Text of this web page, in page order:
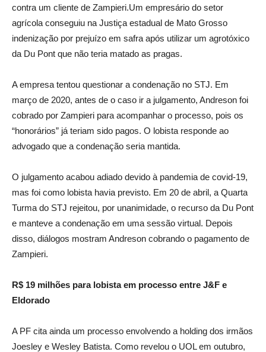
contra um cliente de Zampieri.Um empresário do setor
agrícola conseguiu na Justiça estadual de Mato Grosso
indenização por prejuízo em safra após utilizar um agrotóxico
da Du Pont que não teria matado as pragas.
A empresa tentou questionar a condenação no STJ. Em
março de 2020, antes de o caso ir a julgamento, Andreson foi
cobrado por Zampieri para acompanhar o processo, pois os
“honorários” já teriam sido pagos. O lobista responde ao
advogado que a condenação seria mantida.
O julgamento acabou adiado devido à pandemia de covid-19,
mas foi como lobista havia previsto. Em 20 de abril, a Quarta
Turma do STJ rejeitou, por unanimidade, o recurso da Du Pont
e manteve a condenação em uma sessão virtual. Depois
disso, diálogos mostram Andreson cobrando o pagamento de
Zampieri.
R$ 19 milhões para lobista em processo entre J&F e
Eldorado
A PF cita ainda um processo envolvendo a holding dos irmãos
Joesley e Wesley Batista. Como revelou o UOL em outubro,